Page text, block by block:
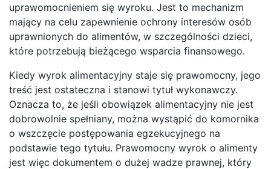
uprawomocnieniem się wyroku. Jest to mechanizm
mający na celu zapewnienie ochrony interesów osób
uprawnionych do alimentów, w szczególności dzieci,
które potrzebują bieżącego wsparcia finansowego.
Kiedy wyrok alimentacyjny staje się prawomocny, jego
treść jest ostateczna i stanowi tytuł wykonawczy.
Oznacza to, że jeśli obowiązek alimentacyjny nie jest
dobrowolnie spełniany, można wystąpić do komornika
o wszczęcie postępowania egzekucyjnego na
podstawie tego tytułu. Prawomocny wyrok o alimenty
jest więc dokumentem o dużej wadze prawnej, który